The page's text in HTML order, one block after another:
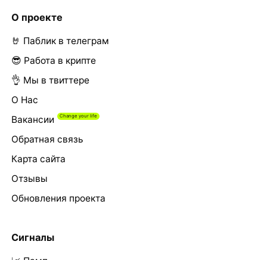
О проекте
🤘 Паблик в телеграм
😎 Работа в крипте
👌 Мы в твиттере
О Нас
Вакансии
Обратная связь
Карта сайта
Отзывы
Обновления проекта
Сигналы